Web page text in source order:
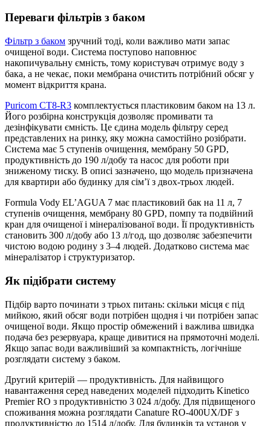
Переваги фільтрів з баком
Фільтр з баком зручний тоді, коли важливо мати запас
очищеної води. Система поступово наповнює
накопичувальну ємність, тому користувач отримує воду з
бака, а не чекає, поки мембрана очистить потрібний обсяг у
момент відкриття крана.
Puricom CT8-R3 комплектується пластиковим баком на 13 л.
Його розбірна конструкція дозволяє промивати та
дезінфікувати ємність. Це єдина модель фільтру серед
представлених на ринку, яку можна самостійно розібрати.
Система має 5 ступенів очищення, мембрану 50 GPD,
продуктивність до 190 л/добу та насос для роботи при
зниженому тиску. В описі зазначено, що модель призначена
для квартири або будинку для сім’ї з двох-трьох людей.
Formula Vody EL’AGUA 7 має пластиковий бак на 11 л, 7
ступенів очищення, мембрану 80 GPD, помпу та подвійний
кран для очищеної і мінералізованої води. Її продуктивність
становить 300 л/добу або 13 л/год, що дозволяє забезпечити
чистою водою родину з 3–4 людей. Додатково система має
мінералізатор і структуризатор.
Як підібрати систему
Підбір варто починати з трьох питань: скільки місця є під
мийкою, який обсяг води потрібен щодня і чи потрібен запас
очищеної води. Якщо простір обмежений і важлива швидка
подача без резервуара, краще дивитися на прямоточні моделі.
Якщо запас води важливіший за компактність, логічніше
розглядати систему з баком.
Другий критерій — продуктивність. Для найвищого
навантаження серед наведених моделей підходить Kinetico
Premier RO з продуктивністю 3 024 л/добу. Для підвищеного
споживання можна розглядати Canature RO-400UX/DF з
продуктивністю до 1514 л/добу. Для будинків та установ у